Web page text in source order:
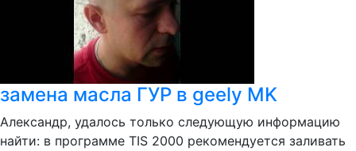
замена масла ГУР в geely MK
Александр, удалось только следующую информацию
найти: в программе TIS 2000 рекомендуется заливать